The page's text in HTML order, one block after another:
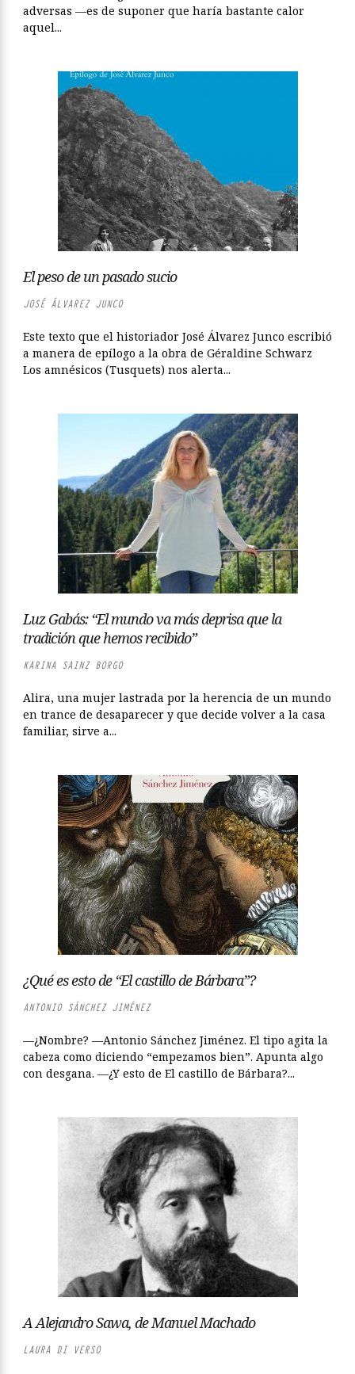
adversas —es de suponer que haría bastante calor
aquel...
El peso de un pasado sucio
JOSÉ ÁLVAREZ JUNCO
Este texto que el historiador José Álvarez Junco escribió
a manera de epílogo a la obra de Géraldine Schwarz
Los amnésicos (Tusquets) nos alerta...
Luz Gabás: “El mundo va más deprisa que la
tradición que hemos recibido”
KARINA SAINZ BORGO
Alira, una mujer lastrada por la herencia de un mundo
en trance de desaparecer y que decide volver a la casa
familiar, sirve a...
¿Qué es esto de “El castillo de Bárbara”?
ANTONIO SÁNCHEZ JIMÉNEZ
—¿Nombre? —Antonio Sánchez Jiménez. El tipo agita la
cabeza como diciendo “empezamos bien”. Apunta algo
con desgana. —¿Y esto de El castillo de Bárbara?...
A Alejandro Sawa, de Manuel Machado
LAURA DI VERSO